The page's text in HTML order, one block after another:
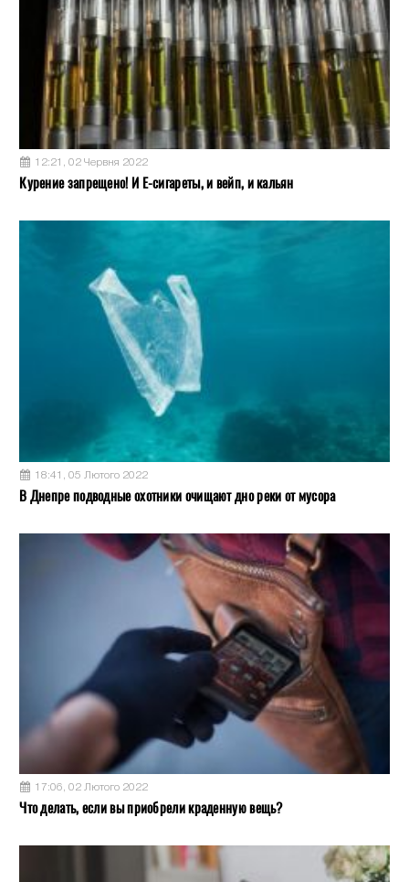
12:21, 02 Червня 2022
Курение запрещено! И Е-сигареты, и вейп, и кальян
18:41, 05 Лютого 2022
В Днепре подводные охотники очищают дно реки от мусора
17:06, 02 Лютого 2022
Что делать, если вы приобрели краденную вещь?